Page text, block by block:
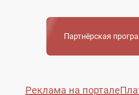
Реклама на портале
Партнёрская